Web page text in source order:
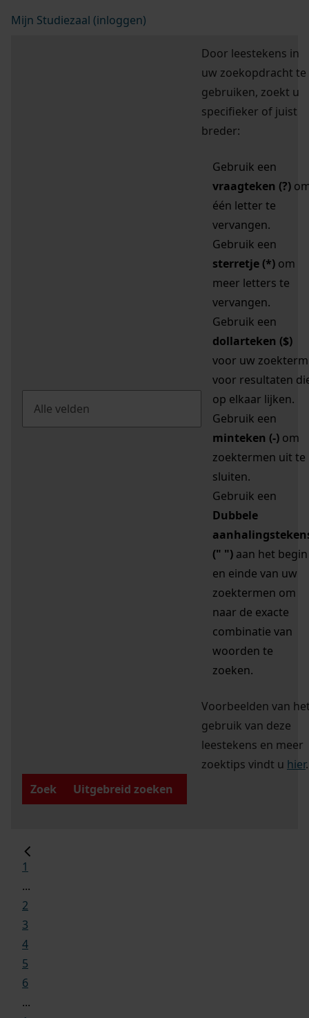
Mijn Studiezaal (inloggen)
Door leestekens in
uw zoekopdracht te
gebruiken, zoekt u
specifieker of juist
breder:
Gebruik een
vraagteken (?)
één letter te
vervangen.
Gebruik een
sterretje (*) om
meer letters te
vervangen.
Gebruik een
dollarteken ($)
voor uw zoekterm
voor resultaten
op elkaar lijken.
Gebruik een
minteken (-) om
zoektermen uit te
sluiten.
Gebruik een
Dubbele
(" ") aan het begin
en einde van uw
zoektermen om
naar de exacte
combinatie van
woorden te
zoeken.
Voorbeelden van
gebruik van deze
leestekens en meer
zoektips vindt u hier.
Zoek
Uitgebreid zoeken
1
...
2
3
4
5
6
...